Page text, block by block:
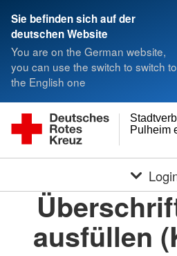
Sie befinden sich auf der
deutschen Website
You are on the German website,
you can use the switch to switch to
the English one
Pulheim
ausfüllen